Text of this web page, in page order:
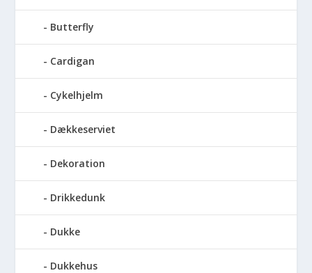
Butterfly
Cardigan
Cykelhjelm
Dækkeserviet
Dekoration
Drikkedunk
Dukke
Dukkehus